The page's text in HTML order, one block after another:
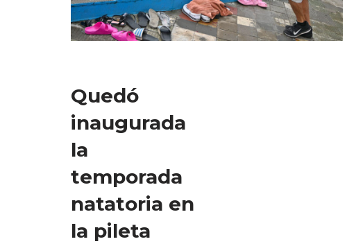
Quedó
inaugurada
la
temporada
natatoria en
la pileta